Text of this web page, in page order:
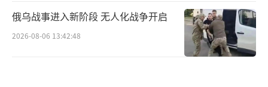
俄乌战事进入新阶段 无人化战争开启
2026-08-06 13:42:48